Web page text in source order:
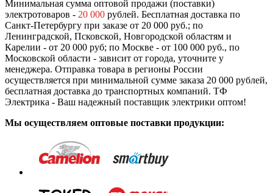
Минимальная сумма оптовой продажи (поставки)
электротоваров - 20 000 рублей. Бесплатная доставка по
Санкт-Петербургу при заказе от 20 000 руб.; по
Ленинградской, Псковской, Новгородской областям и
Карелии - от 20 000 руб; по Москве - от 100 000 руб., по
Московской области - зависит от города, уточните у
менеджера. Отправка товара в регионы России
осуществляется при минимальной сумме заказа 20 000 рублей,
бесплатная доставка до транспортных компаний. ТФ
Электрика - Ваш надежный поставщик электрики оптом!
Мы осуществляем оптовые поставки продукции: